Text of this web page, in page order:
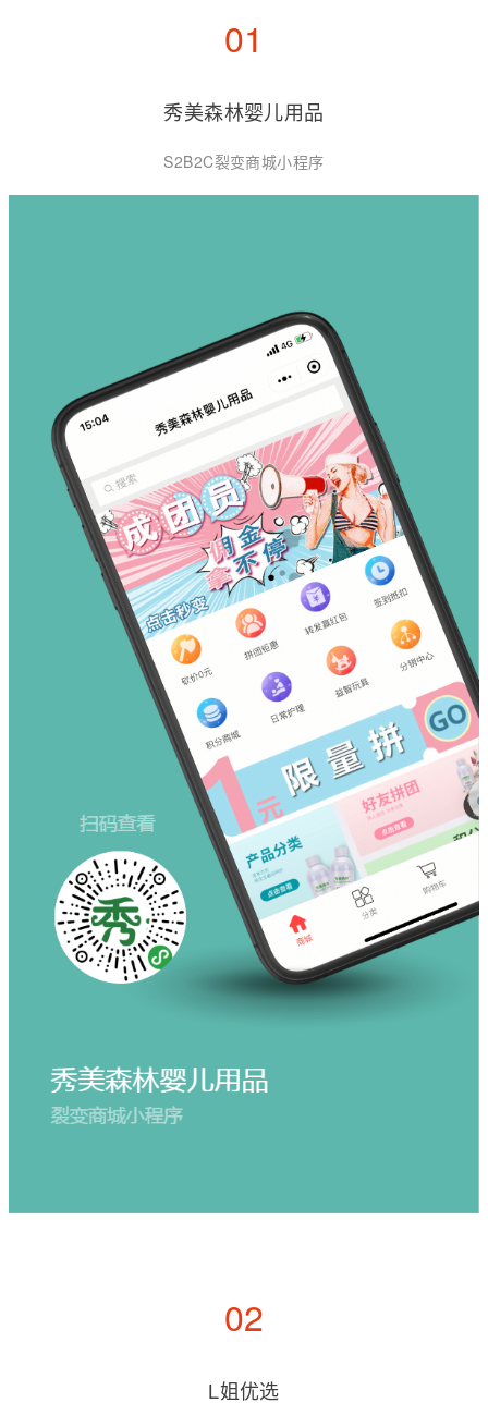
01
秀美森林婴儿用品
S2B2C裂变商城小程序
02
L姐优选